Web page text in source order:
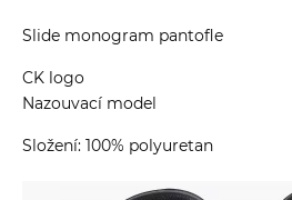
Slide monogram pantofle
CK logo
Nazouvací model
Složení: 100% polyuretan